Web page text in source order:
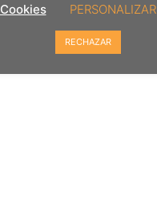
Cookies PERSONALIZAR
RECHAZAR